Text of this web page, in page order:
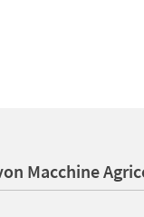
Macchine